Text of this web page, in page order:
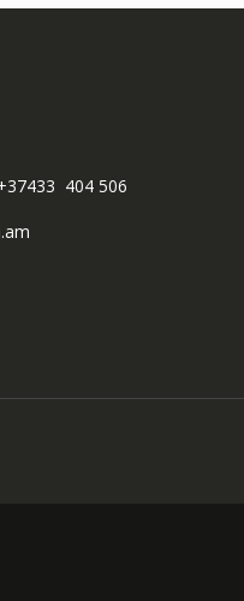
404 506